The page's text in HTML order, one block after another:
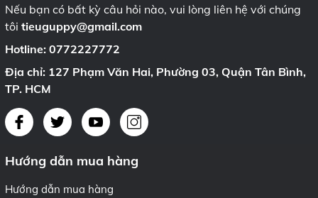
Nếu bạn có bất kỳ câu hỏi nào, vui lòng liên hệ với chúng
tôi tieuguppy@gmail.com
Hotline: 0772227772
Địa chỉ: 127 Phạm Văn Hai, Phường 03, Quận Tân Bình,
TP. HCM
Hướng dẫn mua hàng
Hướng dẫn mua hàng